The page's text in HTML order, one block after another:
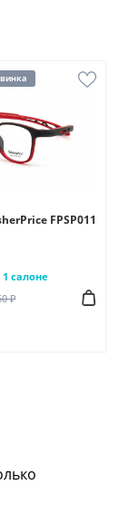
FPSP011
1 салоне
₽